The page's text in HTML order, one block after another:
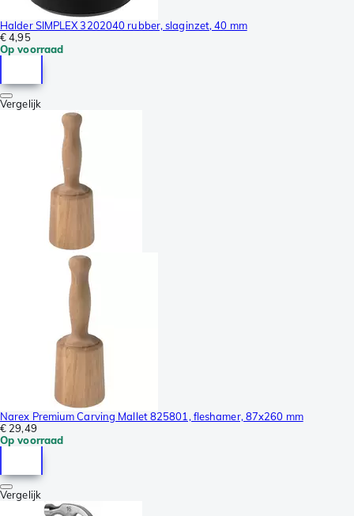
Halder SIMPLEX 3202040 rubber, slaginzet, 40 mm
€ 4,95
Op voorraad
Vergelijk
Narex Premium Carving Mallet 825801, fleshamer, 87x260 mm
€ 29,49
Op voorraad
Vergelijk